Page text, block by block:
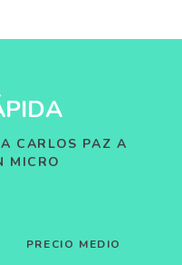
CARLOS PAZ A
MICRO
PRECIO MEDIO